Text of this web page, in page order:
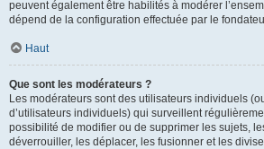
peuvent également être habilités à modérer
dépend de la configuration effectuée par le
Haut
Que sont les modérateurs ?
Les modérateurs sont des utilisateurs individuels
d’utilisateurs individuels) qui surveillent
possibilité de modifier ou de supprimer les sujets,
déverrouiller, les déplacer, les fusionner et les